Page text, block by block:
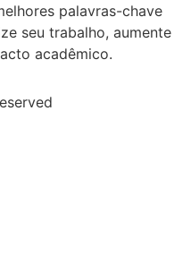
palavras-chave
seu trabalho, aumente
acadêmico.